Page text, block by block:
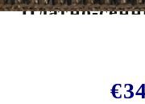
Платно-